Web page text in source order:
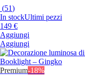
(51)
In stockUltimi pezzi
149 €
Aggiungi
Aggiungi
Premium-18%